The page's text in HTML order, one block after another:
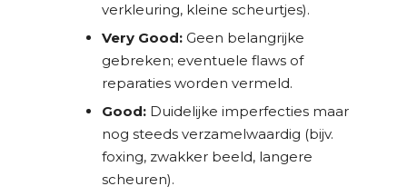
verkleuring, kleine scheurtjes).
Very Good: Geen belangrijke
gebreken; eventuele flaws of
reparaties worden vermeld.
Good: Duidelijke imperfecties maar
nog steeds verzamelwaardig (bijv.
foxing, zwakker beeld, langere
scheuren).